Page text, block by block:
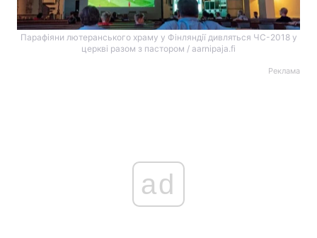
Парафіяни лютеранського храму у Фінляндії дивляться ЧС-2018 у
церкві разом з пастором / aarnipaja.fi
Реклама
ad